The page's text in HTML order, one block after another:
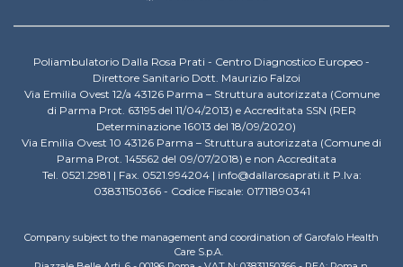
Poliambulatorio Dalla Rosa Prati - Centro Diagnostico Europeo -
Direttore Sanitario Dott. Maurizio Falzoi
Via Emilia Ovest 12/a 43126 Parma – Struttura autorizzata (Comune
di Parma Prot. 63195 del 11/04/2013) e Accreditata SSN (RER
Determinazione 16013 del 18/09/2020)
Via Emilia Ovest 10 43126 Parma – Struttura autorizzata (Comune di
Parma Prot. 145562 del 09/07/2018) e non Accreditata
Tel. 0521.2981 | Fax. 0521.994204 | info@dallarosaprati.it P.Iva:
03831150366 - Codice Fiscale: 01711890341
Company subject to the management and coordination of Garofalo Health
Care S.p.A.